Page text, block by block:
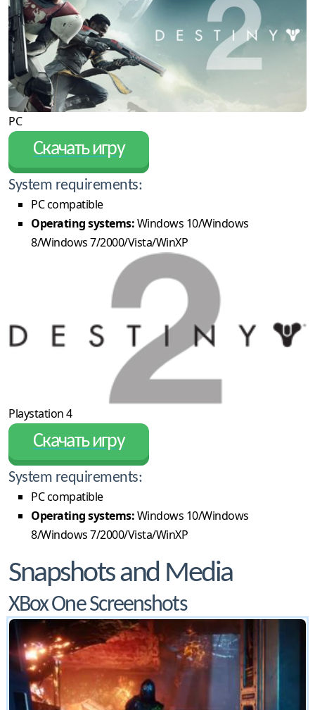
PC
Скачать игру
System requirements:
PC compatible
Operating systems:Windows 10/Windows
8/Windows 7/2000/Vista/WinXP
Playstation 4
Скачать игру
System requirements:
PC compatible
Operating systems:Windows 10/Windows
8/Windows 7/2000/Vista/WinXP
Snapshots and Media
XBox One Screenshots